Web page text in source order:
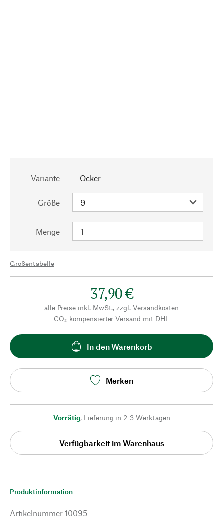
Variante Ocker
Größe
Menge
Größentabelle
37,90 €
alle Preise inkl. MwSt., zzgl. Versandkosten
CO₂-kompensierter Versand mit DHL
In den Warenkorb
Merken
Vorrätig, Lieferung in 2-3 Werktagen
Verfügbarkeit im Warenhaus
Produktinformation
Artikelnummer 10095